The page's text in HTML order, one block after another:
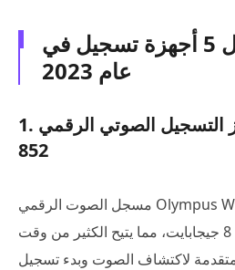
الجزء 1: أفضل 5 أجهزة تسجيل في
عام 2023
1. جهاز التسجيل الصوتي الرقمي Olympus WS-
852
مسجل الصوت الرقمي Olympus WS-852 هو جهاز تسجيل
مزود بذاكرة داخلية سعة 8 جيجابايت، مما يتيح الكثير من وقت
متقدمة لاكتشاف الصوت وبدء تسجيل